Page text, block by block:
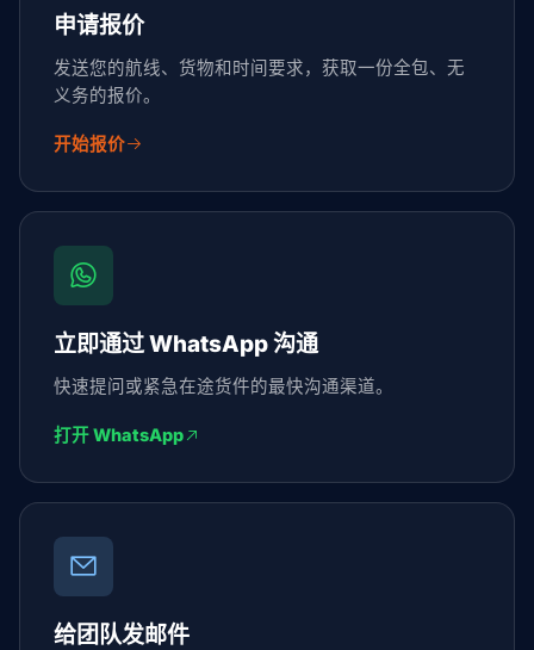
申请报价
发送您的航线、货物和时间要求，获取一份全包、无
义务的报价。
开始报价
立即通过 WhatsApp 沟通
快速提问或紧急在途货件的最快沟通渠道。
打开 WhatsApp
给团队发邮件